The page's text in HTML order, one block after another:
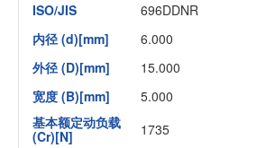
ISO/JIS
696DDNR
内径 (d)[mm]
6.000
外径 (D)[mm]
15.000
宽度 (B)[mm]
5.000
基本额定动负载
(Cr)[N]
1735